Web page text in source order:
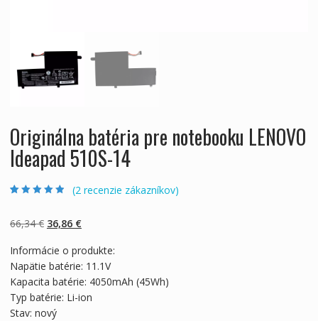
Originálna batéria pre notebooku LENOVO
Ideapad 510S-14
základe
zákazníckych
(2 recenzie zákazníkov)
66,34€ Pôvodná
bola:
66,34 €.
36,86 €Aktuálna
je:
36,86 €.
Informácie o produkte:
Napätie batérie: 11.1V
Kapacita batérie: 4050mAh (45Wh)
Typ batérie: Li-ion
Stav: nový